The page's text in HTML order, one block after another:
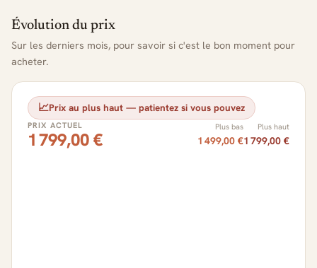
Évolution du prix
Sur les derniers mois, pour savoir si c'est le bon moment pour
acheter.
📈Prix au plus haut — patientez si vous pouvez
PRIX ACTUEL
1 799,00 €
Plus bas
1 499,00 €
Plus haut
1 799,00 €